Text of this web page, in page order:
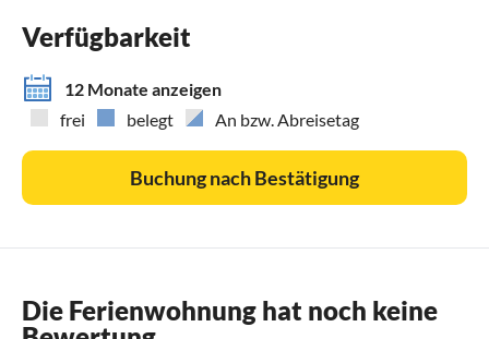
Verfügbarkeit
12 Monate anzeigen
frei
belegt An bzw. Abreisetag
Buchung nach Bestätigung
Die Ferienwohnung hat noch keine